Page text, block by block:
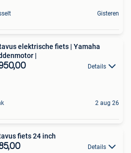
Gisteren
elektrische fiets | Yamaha
|
Details
2 aug 26
fiets 24 inch
Details